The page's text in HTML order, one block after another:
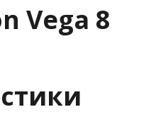
Vega 8